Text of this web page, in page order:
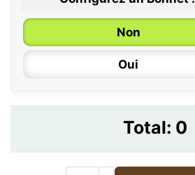
Non
Oui
Total: 0